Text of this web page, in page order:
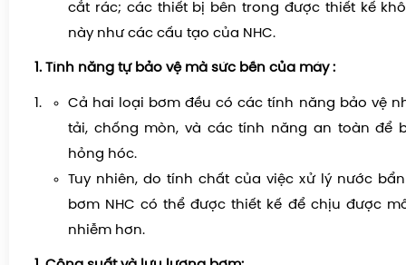
cắt rác; các thiết bị bên trong được thiết kế
này như các cấu tạo của NHC.
Tính năng tự bảo vệ mà sức bền của máy :
Cả hai loại bơm đều có các tính năng bảo vệ
tải, chống mòn, và các tính năng an toàn để
hỏng hóc.
Tuy nhiên, do tính chất của việc xử lý nước
bơm NHC có thể được thiết kế để chịu được
nhiễm hơn.